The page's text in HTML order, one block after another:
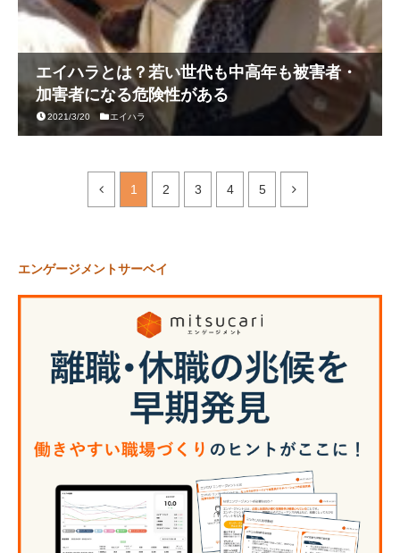
エイハラとは？若い世代も中高年も被害者・
加害者になる危険性がある
2021/3/20 エイハラ
1 2 3 4 5
エンゲージメントサーベイ